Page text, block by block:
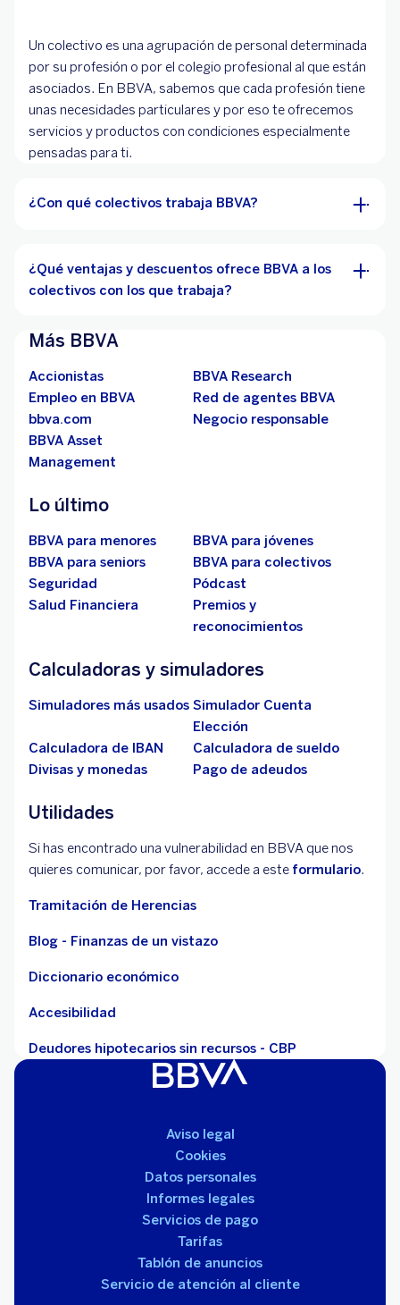
Un colectivo es una agrupación de personal determinada
por su profesión o por el colegio profesional al que están
asociados. En BBVA, sabemos que cada profesión tiene
unas necesidades particulares y por eso te ofrecemos
servicios y productos con condiciones especialmente
pensadas para ti.
¿Con qué colectivos trabaja BBVA?
¿Qué ventajas y descuentos ofrece BBVA a los
colectivos con los que trabaja?
Más BBVA
Accionistas
BBVA Research
Empleo en BBVA
Red de agentes BBVA
bbva.com
Negocio responsable
BBVA Asset
Management
Lo último
BBVA para menores
BBVA para jóvenes
BBVA para seniors
BBVA para colectivos
Seguridad
Pódcast
Salud Financiera
Premios y
reconocimientos
Calculadoras y simuladores
Simuladores más usados Simulador Cuenta
Elección
Calculadora de IBAN
Calculadora de sueldo
Divisas y monedas
Pago de adeudos
Utilidades
Si has encontrado una vulnerabilidad en BBVA que nos
quieres comunicar, por favor, accede a este formulario.
Tramitación de Herencias
Blog - Finanzas de un vistazo
Diccionario económico
Accesibilidad
Deudores hipotecarios sin recursos - CBP
Aviso legal
Cookies
Datos personales
Informes legales
Servicios de pago
Tarifas
Tablón de anuncios
Servicio de atención al cliente